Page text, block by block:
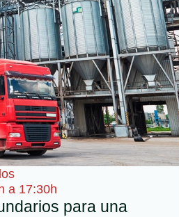
a 17:30h
para una